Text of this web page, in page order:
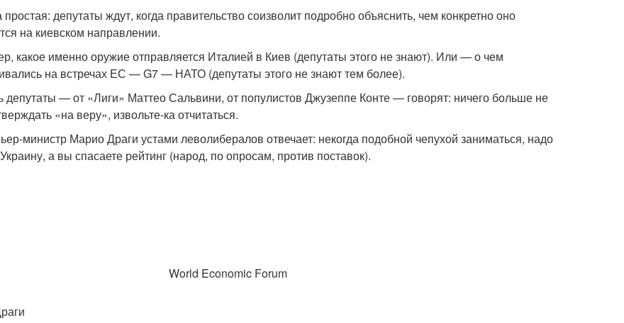
депутаты ждут, когда правительство соизволит подробно объяснить, чем конкретно оно
на киевском направлении.
какое именно оружие отправляется Италией в Киев (депутаты этого не знают). Или — о чем
на встречах ЕС — G7 — НАТО (депутаты этого не знают тем более).
депутаты — от «Лиги» Маттео Сальвини, от популистов Джузеппе Конте — говорят: ничего больше не
«на веру», извольте-ка отчитаться.
министр Марио Драги устами леволибералов отвечает: некогда подобной чепухой заниматься, надо
а вы спасаете рейтинг (народ, по опросам, против поставок).
World Economic Forum